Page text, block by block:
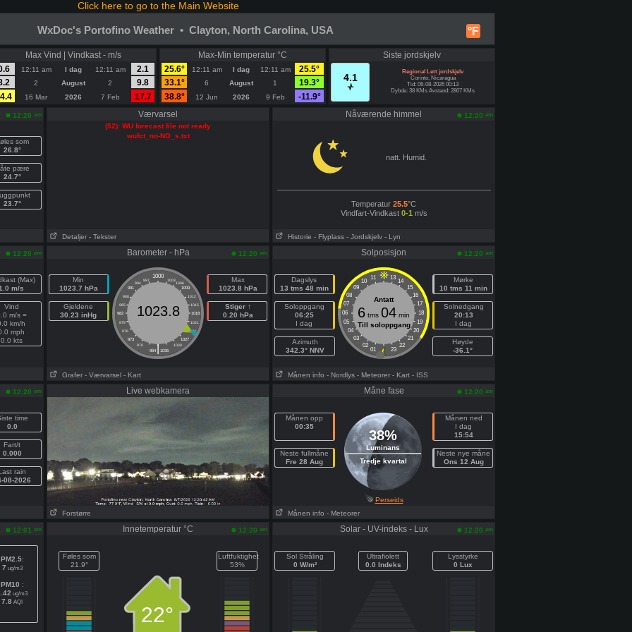
Click here to go to the Main Website
°F
WxDoc's Portofino Weather • Clayton, North Carolina, USA
Max Vind | Vindkast - m/s
12:11 am I dag 12:11 am
2.1
2 August 2
9.8
16 Mar 2026 7 Feb 17.7
Max-Min temperatur °C
25.6°
12:11 am I dag 12:11 am
25.5°
33.1°
6 August 1
19.3°
38.8°
12 Jun 2026 9 Feb -11.9°
Siste jordskjelv
4.1
Regional Lett jordskjelv
Corinto, Nicaragua
Tid: 06-08-2026 00:13
Dybde: 38 KMs Avstand: 2807 KMs
12:20 am
som
26.8°
pære
24.7°
23.7°
Værvarsel
(52): WU forecast file not ready
wufct_no-NO_s.txt
Detaljer - Tekster
Nåværende himmel 12:20 am
natt. Humid.
Temperatur 25.5°C
Vindfart-Vindkast 0-1 m/s
Historie - Flyplass - Jordskjelv - Lyn
12:20 am
(Max)
m/s
Vind
m/s =
km/h
mph
0.0 kts
Barometer - hPa 12:20 am
Min
1023.7 hPa
Gjeldene
30.23 inHg
1000
997 1003
994
1006
991
1009
988
1012
985
1015
982
1018
979
1021
976
1024
973
1027
970
1030
|
964 1036
1023.8
Max
1023.8 hPa
Stiger ↑
0.20 hPa
Grafer - Værvarsel - Kart
Solposisjon 12:20 am
Dagslys
13 tms 48 min
Soloppgang
06:25
I dag
Azimuth
342.3° NNV
11 13
10
14
09
15
08
16
07
17
06
18
05
19
04
20
03
21
02
22
01 23
Antatt
6 tms 04 min
Till soloppgang
Mørke
10 tms 11 min
Solnedgang
20:13
I dag
Høyde
-36.1°
Månen info - Nordlys - Meteorer - Kart - ISS
12:20 am
time
0.0
Fart/t
0.000
rain
08-2026
Live webkamera
Forstørre
Måne fase 12:20 am
Månen opp
00:35
Neste fullmåne
Fre 28 Aug
38%
Luminans
Tredje kvartal
Månen ned
I dag
15:54
Neste nye måne
Ons 12 Aug
Perseids
Månen info - Meteorer
12:01 am
PM2.5:
7 ug/m3
PM10 :
ug/m3
7.8 AQI
Innetemperatur °C 12:20 am
Føles som
21.9°
22°
Luftfuktighet
53%
Solar - UV-indeks - Lux 12:20 am
Sol Stråling
0 W/m²
Ultrafiolett
0.0 Indeks
Lysstyrke
0 Lux